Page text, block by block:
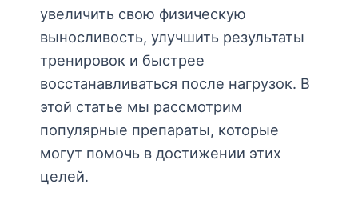
увеличить свою физическую
выносливость, улучшить результаты
тренировок и быстрее
восстанавливаться после нагрузок. В
этой статье мы рассмотрим
популярные препараты, которые
могут помочь в достижении этих
целей.